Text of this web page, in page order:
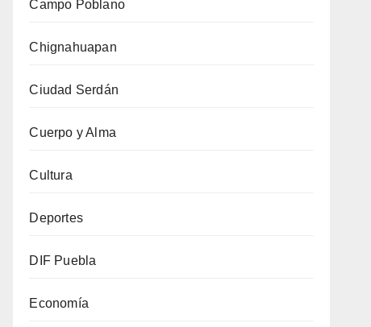
Campo Poblano
Chignahuapan
Ciudad Serdán
Cuerpo y Alma
Cultura
Deportes
DIF Puebla
Economía